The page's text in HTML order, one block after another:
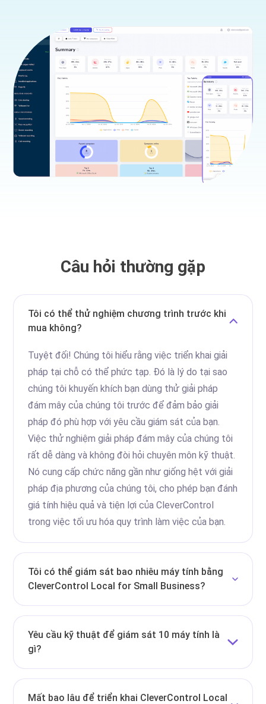
Câu hỏi thường gặp
Tôi có thể thử nghiệm chương trình trước khi
mua không?
Tuyệt đối! Chúng tôi hiểu rằng việc triển khai giải
pháp tại chỗ có thể phức tạp. Đó là lý do tại sao
chúng tôi khuyến khích bạn dùng thử giải pháp
đám mây của chúng tôi trước để đảm bảo giải
pháp đó phù hợp với yêu cầu giám sát của bạn.
Việc thử nghiệm giải pháp đám mây của chúng tôi
rất dễ dàng và không đòi hỏi chuyên môn kỹ thuật.
Nó cung cấp chức năng gần như giống hệt với giải
pháp địa phương của chúng tôi, cho phép bạn đánh
giá tính hiệu quả và tiện lợi của CleverControl
trong việc tối ưu hóa quy trình làm việc của bạn.
Tôi có thể giám sát bao nhiêu máy tính bằng
CleverControl Local for Small Business?
Yêu cầu kỹ thuật để giám sát 10 máy tính là
gì?
Mất bao lâu để triển khai CleverControl Local